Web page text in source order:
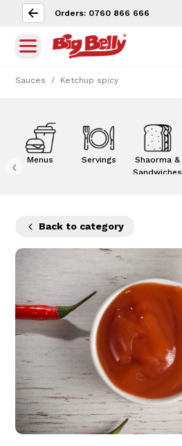
Orders: 0760 866 666
Sauces Ketchup spicy
Menus Servings
Shaorma &
Sandwiches
‹
Back to category